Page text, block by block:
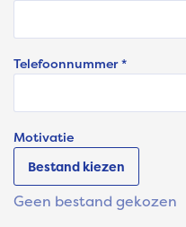
Telefoonnummer *
Motivatie
Bestand kiezen
Geen bestand gekozen